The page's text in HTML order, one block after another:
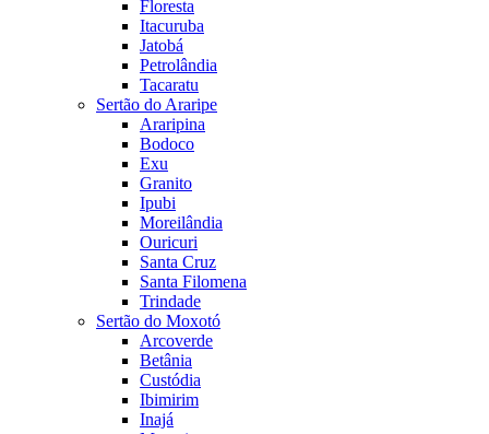
Floresta
Itacuruba
Jatobá
Petrolândia
Tacaratu
Sertão do Araripe
Araripina
Bodoco
Exu
Granito
Ipubi
Moreilândia
Ouricuri
Santa Cruz
Santa Filomena
Trindade
Sertão do Moxotó
Arcoverde
Betânia
Custódia
Ibimirim
Inajá